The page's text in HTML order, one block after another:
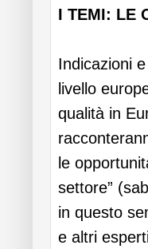
I TEMI: LE
Indicazioni
livello
qualità in
le
settore”
in questo
e altri